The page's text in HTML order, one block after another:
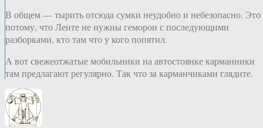
В общем — тырить отсюда сумки неудобно и небезопасно. Это
потому, что Ленте не нужны геморои с последующими
разборками, кто там что у кого попятил.
А вот свежеотжатые мобильники на автостоянке карманники
там предлагают регулярно. Так что за карманчиками глядите.